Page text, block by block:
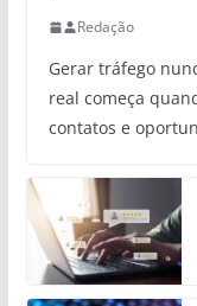
Redação
Gerar tráfego
real começa
contatos e